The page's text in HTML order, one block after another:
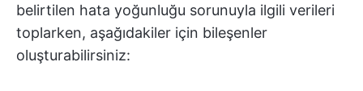
belirtilen hata yoğunluğu sorunuyla ilgili verileri
toplarken, aşağıdakiler için bileşenler
oluşturabilirsiniz: